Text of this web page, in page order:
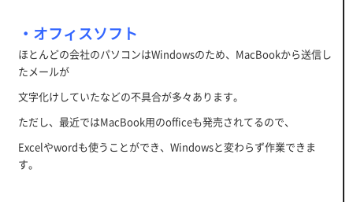
・オフィスソフト
ほとんどの会社のパソコンはWindowsのため、MacBookから送信し
たメールが
文字化けしていたなどの不具合が多々あります。
ただし、最近ではMacBook用のofficeも発売されてるので、
Excelやwordも使うことができ、Windowsと変わらず作業できま
す。